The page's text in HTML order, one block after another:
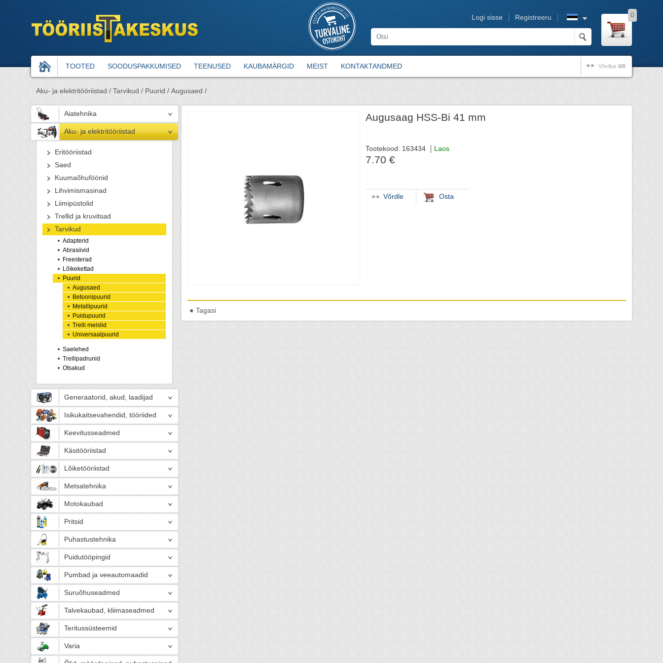
Registreeru
Logi sisse 0
TOOTED SOODUSPAKKUMISED TEENUSED KAUBAMÄRGID MEIST KONTAKTANDMED Võrdlus 0/0
Aku- ja elektritööriistad / Tarvikud / Puurid / Augusaed /
Aiatehnika
Aku- ja elektritööriistad
Eritööriistad
Saed
Kuumaõhuföönid
Lihvimismasinad
Liimipüstolid
Trellid ja kruvitsad
Tarvikud
Adapterid
Abrasiivid
Freesterad
Lõikekettad
Puurid
Augusaed
Betoonipuurid
Metallipuurid
Puidupuurid
Trelli meislid
Universaalpuurid
Saelehed
Trellipadrunid
Otsakud
Generaatorid, akud, laadijad
Isikukaitsevahendid, tööriided
Keevitusseadmed
Käsitööriistad
Lõiketööriistad
Metsatehnika
Motokaubad
Pritsid
Puhastustehnika
Puidutööpingid
Pumbad ja veeautomaadid
Suruõhuseadmed
Talvekaubad, kliimaseadmed
Teritussüsteemid
Varia
Augusaag HSS-Bi 41 mm
Tootekood: 163434 Laos
7.70 €
Võrdle Osta
Tagasi